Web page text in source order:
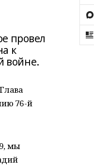
провел
к
войне.
76-й
мы